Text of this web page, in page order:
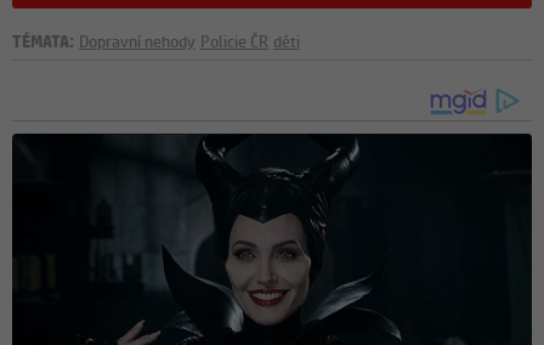
TÉMATA: Dopravní nehody Policie ČR děti